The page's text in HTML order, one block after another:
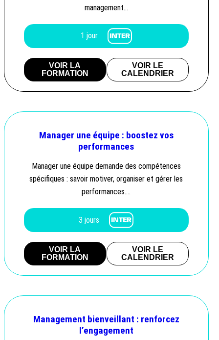
management…
1 jour
VOIR LA
FORMATION
VOIR LE
CALENDRIER
Manager une équipe : boostez vos
performances
Manager une équipe demande des compétences
spécifiques : savoir motiver, organiser et gérer les
performances….
3 jours
VOIR LA
FORMATION
VOIR LE
CALENDRIER
Management bienveillant : renforcez
l’engagement